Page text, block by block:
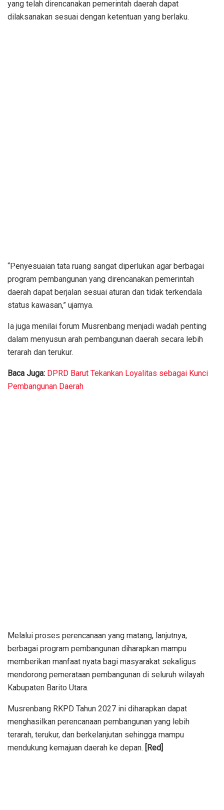
yang telah direncanakan pemerintah daerah dapat
dilaksanakan sesuai dengan ketentuan yang berlaku.
“Penyesuaian tata ruang sangat diperlukan agar berbagai
program pembangunan yang direncanakan pemerintah
daerah dapat berjalan sesuai aturan dan tidak terkendala
status kawasan,” ujarnya.
Ia juga menilai forum Musrenbang menjadi wadah penting
dalam menyusun arah pembangunan daerah secara lebih
terarah dan terukur.
Baca Juga: DPRD Barut Tekankan Loyalitas sebagai Kunci
Pembangunan Daerah
Melalui proses perencanaan yang matang, lanjutnya,
berbagai program pembangunan diharapkan mampu
memberikan manfaat nyata bagi masyarakat sekaligus
mendorong pemerataan pembangunan di seluruh wilayah
Kabupaten Barito Utara.
Musrenbang RKPD Tahun 2027 ini diharapkan dapat
menghasilkan perencanaan pembangunan yang lebih
terarah, terukur, dan berkelanjutan sehingga mampu
mendukung kemajuan daerah ke depan. [Red]